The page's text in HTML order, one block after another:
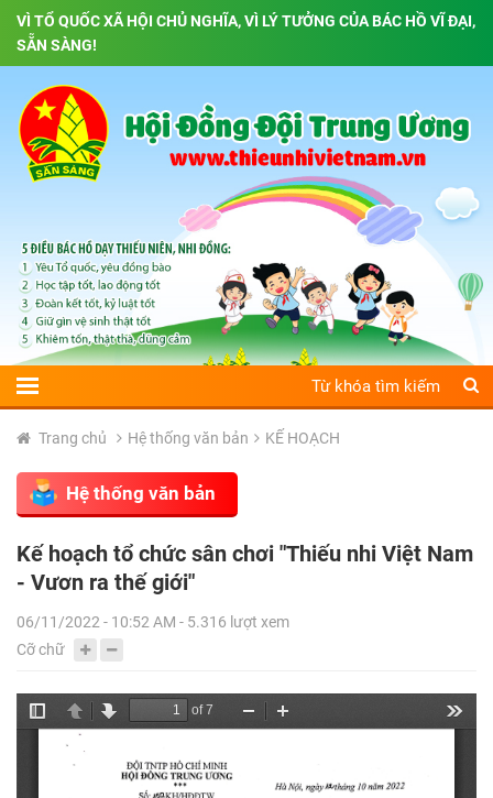
VÌ TỔ QUỐC XÃ HỘI CHỦ NGHĨA, VÌ LÝ TƯỞNG CỦA BÁC HỒ VĨ ĐẠI,
SẴN SÀNG!
Trang chủ Hệ thống văn bản KẾ HOẠCH
Hệ thống văn bản
Kế hoạch tổ chức sân chơi "Thiếu nhi Việt Nam
- Vươn ra thế giới"
06/11/2022 - 10:52 AM - 5.316 lượt xem
Cỡ chữ